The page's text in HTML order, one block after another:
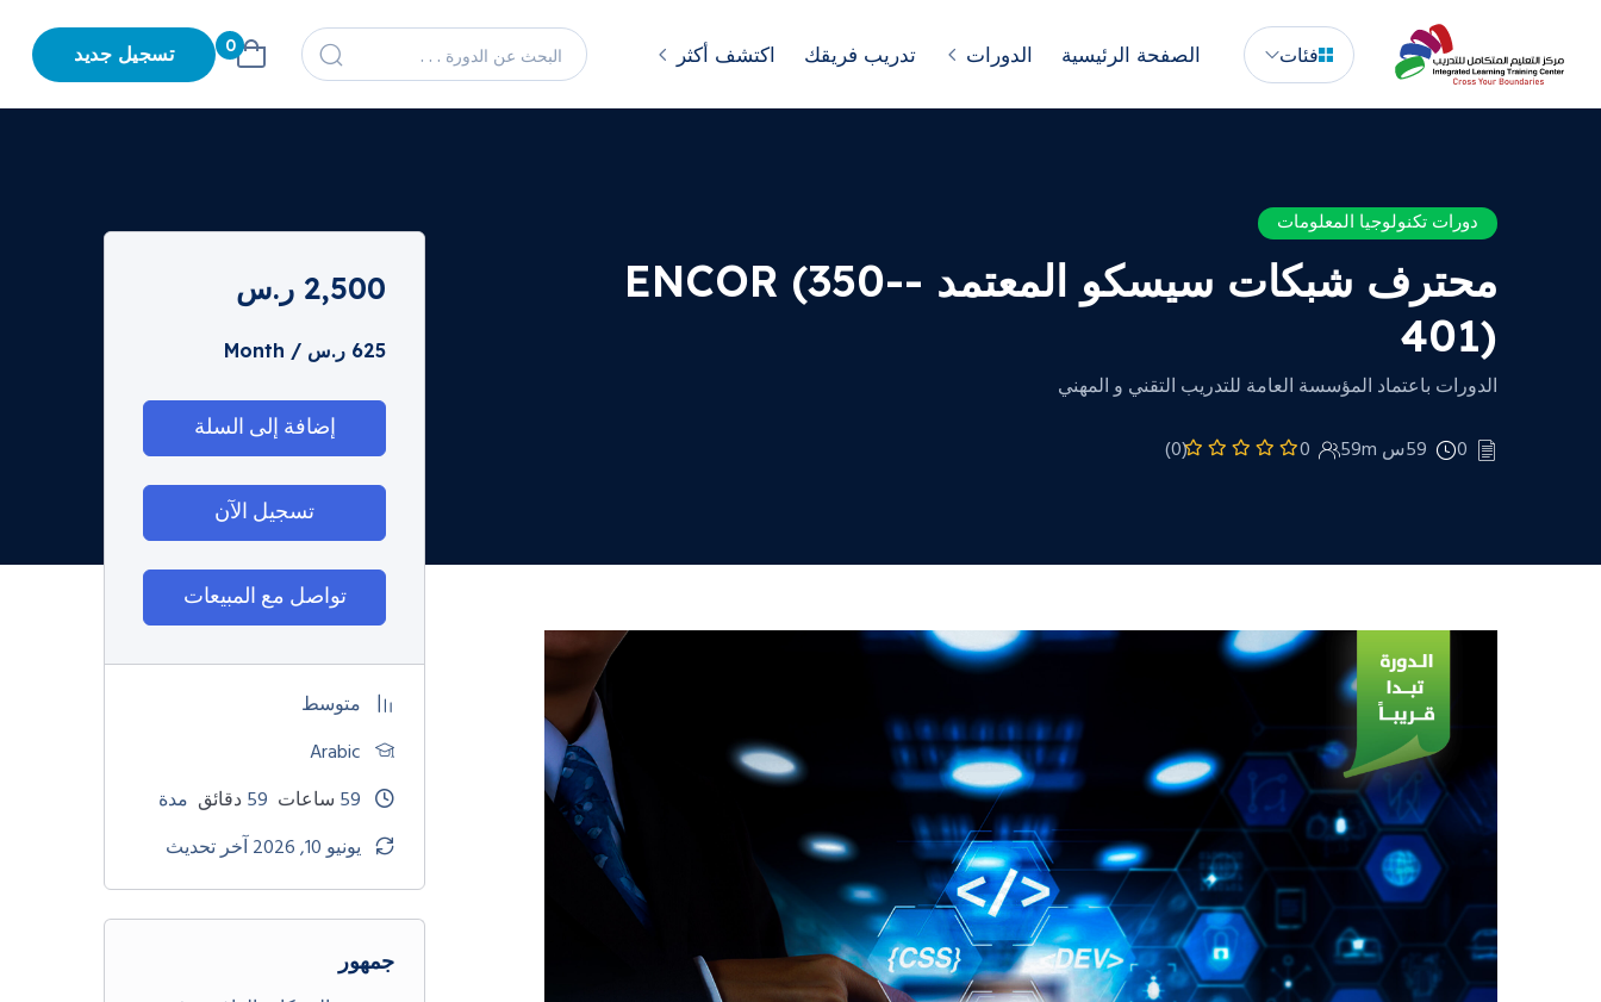
فئات الصفحة الرئيسية الدورات تدريب فريقك اكتشف أكثر 0 تسجيل جديد
دورات تكنولوجيا المعلومات
محترف شبكات سيسكو المعتمد -ENCOR (350-
401)
الدورات باعتماد المؤسسة العامة للتدريب التقني و المهني
0 59س 59m 0
(0)
2,500 ر.س
625 ر.س / Month
إضافة إلى السلة
تسجيل الآن
تواصل مع المبيعات
متوسط
Arabic
59 ساعات دقائق مدة
يونيو 10, 2026 آخر تحديث
جمهور